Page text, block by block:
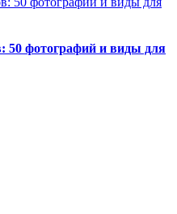
50 фотографий и виды для